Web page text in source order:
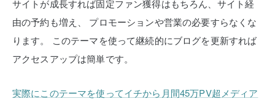
サイトが成長すれば固定ファン獲得はもちろん、サイト経
由の予約も増え、
プロモーションや営業の必要すらなくな
ります。
このテーマを使って継続的にブログを更新すれば
アクセスアップは簡単です。
実際にこのテーマを使ってイチから月間45万PV超メディア